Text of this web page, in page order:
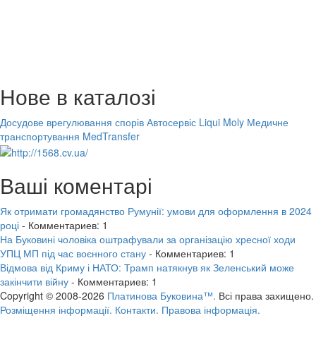
Нове в каталозі
Досудове врегулювання спорів Автосервіс Liqui Moly Медичне
транспортування MedTransfer
Ваші коментарі
Як отримати громадянство Румунії: умови для оформлення в 2024
році - Комментариев: 1
На Буковині чоловіка оштрафували за організацію хресної ходи
УПЦ МП під час воєнного стану - Комментариев: 1
Відмова від Криму і НАТО: Трамп натякнув як Зеленський може
закінчити війну - Комментариев: 1
Copyright © 2008-2026 Платинова Буковина™. Всі права захищено.
Розміщення інформації. Контакти. Правова інформація.